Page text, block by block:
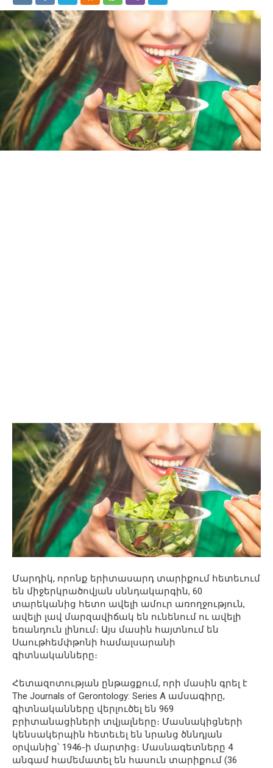
Մարդիկ, որոնք երիտասարդ տարիքում հետեւում
են միջերկրածովյան սննդակարգին, 60
տարեկանից հետո ավելի ամուր առողջություն,
ավելի լավ մարզավիճակ են ունենում ու ավելի
եռանդուն լինում։ Այս մասին հայտնում են
Սաութհեմփթոնի համալսարանի
գիտնականները։
Հետազոտության ընթացքում, որի մասին գրել է
The Journals of Gerontology: Series A ամսագիրը,
գիտնականները վերլուծել են 969
բրիտանացիների տվյալները։ Մասնակիցների
կենսակերպին հետեւել են նրանց ծննդյան
օրվանից՝ 1946-ի մարտից։ Մասնագետները 4
անգամ համեմատել են հասուն տարիքում (36